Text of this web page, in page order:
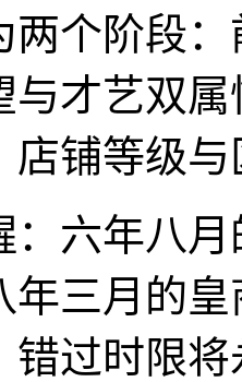
两个阶段
与才艺双
店铺等级
：六年八
年三月的
错过时限